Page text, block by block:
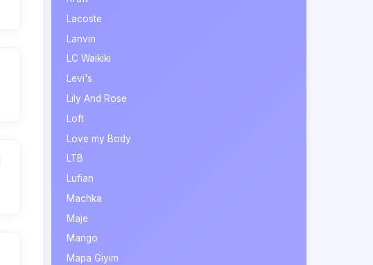
Lacoste
Lanvin
LC Waikiki
Levi's
Lily And Rose
Loft
Love my Body
LTB
Lufian
Machka
Maje
Mango
Mapa Giyim